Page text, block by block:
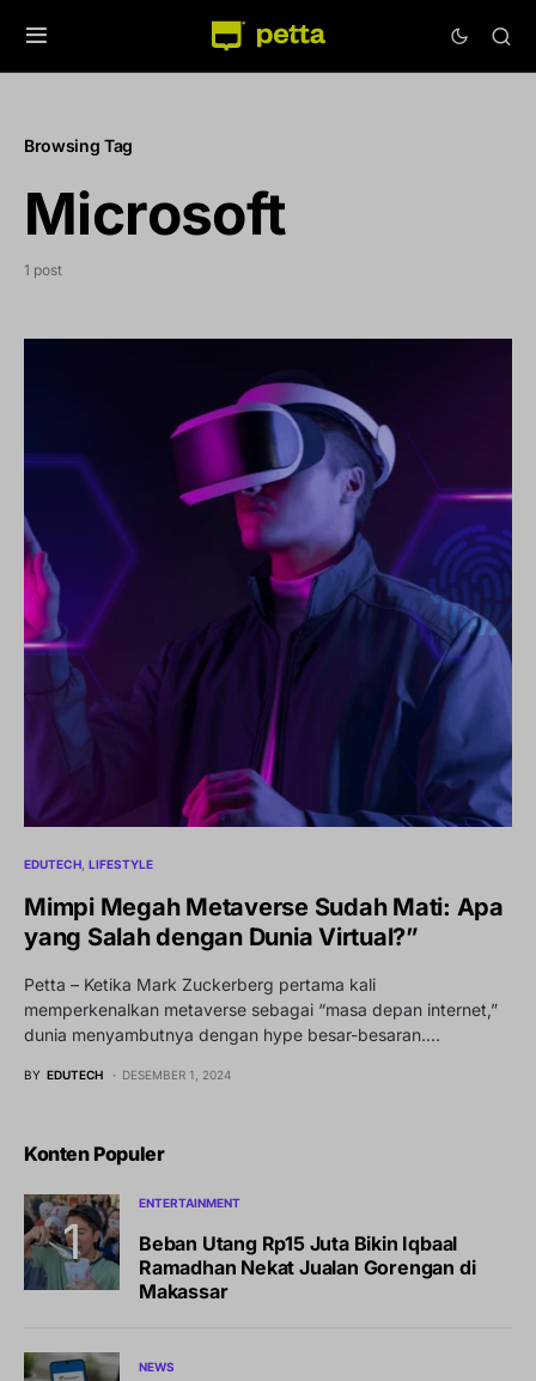
Browsing Tag
Microsoft
1 post
EDUTECH LIFESTYLE
Mimpi Megah Metaverse Sudah Mati: Apa
yang Salah dengan Dunia Virtual?”
Petta – Ketika Mark Zuckerberg pertama kali
memperkenalkan metaverse sebagai “masa depan internet,”
dunia menyambutnya dengan hype besar-besaran.…
BY EDUTECH DESEMBER 1, 2024
Konten Populer
ENTERTAINMENT
Beban Utang Rp15 Juta Bikin Iqbaal
Ramadhan Nekat Jualan Gorengan di
Makassar
NEWS